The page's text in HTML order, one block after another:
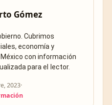
Gómez
Cubrimos
economía y
con información
para el lector.
2023·